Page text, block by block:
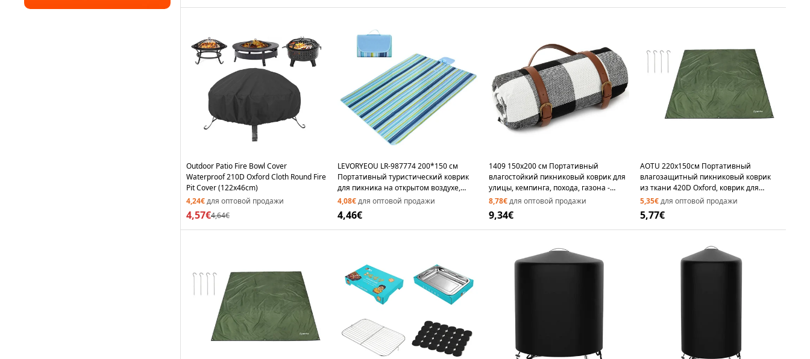
Outdoor Patio Fire Bowl Cover
Waterproof 210D Oxford Cloth Round Fire
Pit Cover (122x46cm)
4,24€для оптовой продажи
4,57€4,64€
LEVORYEOU LR-987774 200*150 см
Портативный туристический коврик
для пикника на открытом воздухе,
водонепроницаемый газон - синие
полосы
4,08€для оптовой продажи
4,46€
1409 150x200 см Портативный
влагостойкий пикниковый коврик для
улицы, кемпинга, похода, газона -
черный / серый / белый в клетку
8,78€для оптовой продажи
9,34€
AOTU 220x150см Портативный
влагозащитный пикниковый коврик
из ткани 420D Oxford, коврик для
кемпинга и газона, с колышками -
армейский зеленый
5,35€для оптовой продажи
5,77€